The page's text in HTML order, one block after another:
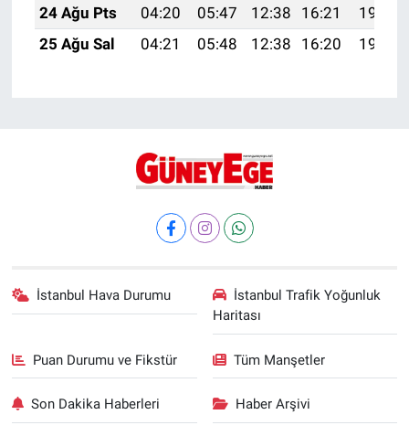
24 Ağu Pts
04:20 05:47 12:38 16:21
19:20
25 Ağu Sal
04:21 05:48 12:38 16:20 19:18
İstanbul Hava Durumu
İstanbul Trafik Yoğunluk
Haritası
Puan Durumu ve Fikstür Tüm Manşetler
Son Dakika Haberleri Haber Arşivi